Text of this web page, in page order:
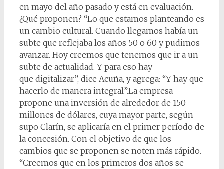
en mayo del año pasado y está en evaluación.
¿Qué proponen? “Lo que estamos planteando es
un cambio cultural. Cuando llegamos había un
subte que reflejaba los años 50 o 60 y pudimos
avanzar. Hoy creemos que tenemos que ir a un
subte de actualidad. Y para eso hay
que digitalizar”, dice Acuña, y agrega: “Y hay que
hacerlo de manera integral”.La empresa
propone una inversión de alrededor de 150
millones de dólares, cuya mayor parte, según
supo Clarín, se aplicaría en el primer período de
la concesión. Con el objetivo de que los
cambios que se proponen se noten más rápido.
“Creemos que en los primeros dos años se